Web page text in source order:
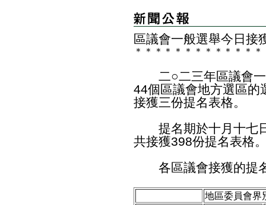
區議會一般選舉今日接
＊ ＊ ＊ ＊ ＊ ＊ ＊ ＊ ＊ ＊ ＊ ＊ ＊
二○二三年區議會一
44個區議會地方選區的
接獲三份提名表格。
提名期於十月十七日
共接獲398份提名表格
各區議會接獲的提
地區委員會界